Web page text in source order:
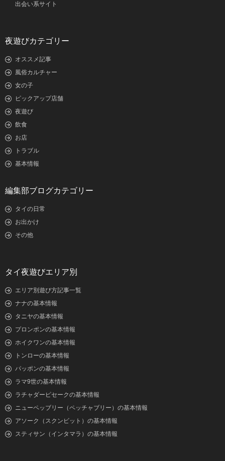
出会い系サイト
夜遊びカテゴリー
オススメ記事
風俗カルチャー
女の子
ピックアップ店舗
夜遊び
飲食
お店
トラブル
基本情報
編集部ブログカテゴリー
タイの日常
お出かけ
その他
タイ夜遊びエリア別
エリア別遊び方記事一覧
ナナの基本情報
タニヤの基本情報
プロンポンの基本情報
ホイクワンの基本情報
トンローの基本情報
パッポンの基本情報
ラマ9世の基本情報
ラチャダーピセークの基本情報
ニューペッブリー（ペッチャブリー）の基本情報
アソーク（スクンビット）の基本情報
スティサン（インタマラ）の基本情報